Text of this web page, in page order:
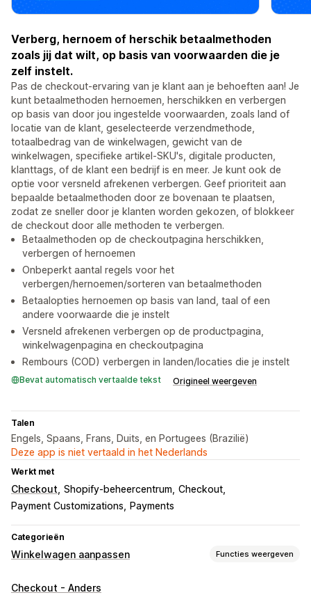
Verberg, hernoem of herschik betaalmethoden
zoals jij dat wilt, op basis van voorwaarden die je
zelf instelt.
Pas de checkout-ervaring van je klant aan je behoeften aan! Je
kunt betaalmethoden hernoemen, herschikken en verbergen
op basis van door jou ingestelde voorwaarden, zoals land of
locatie van de klant, geselecteerde verzendmethode,
totaalbedrag van de winkelwagen, gewicht van de
winkelwagen, specifieke artikel-SKU's, digitale producten,
klanttags, of de klant een bedrijf is en meer. Je kunt ook de
optie voor versneld afrekenen verbergen. Geef prioriteit aan
bepaalde betaalmethoden door ze bovenaan te plaatsen,
zodat ze sneller door je klanten worden gekozen, of blokkeer
de checkout door alle methoden te verbergen.
Betaalmethoden op de checkoutpagina herschikken,
verbergen of hernoemen
Onbeperkt aantal regels voor het
verbergen/hernoemen/sorteren van betaalmethoden
Betaalopties hernoemen op basis van land, taal of een
andere voorwaarde die je instelt
Versneld afrekenen verbergen op de productpagina,
winkelwagenpagina en checkoutpagina
Rembours (COD) verbergen in landen/locaties die je instelt
Bevat automatisch vertaalde tekst Origineel weergeven
Talen
Engels, Spaans, Frans, Duits, en Portugees (Brazilië)
Deze app is niet vertaald in het Nederlands
Werkt met
Checkout Shopify-beheercentrum Checkout
Payment Customizations
Payments
Categorieën
Winkelwagen aanpassen Functies weergeven
Weergave van winkelwagen
Checkout - Anders